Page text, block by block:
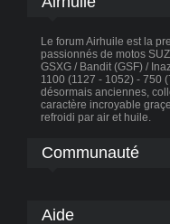
Le forum Airhuile est la
passionnés de motos
GSXG / Bandit (GSF) /
1100 (1127 - 1052) - 750
désormais anciennes,
caractère incroyable
refroidi par air et huile.
Communauté
Aide